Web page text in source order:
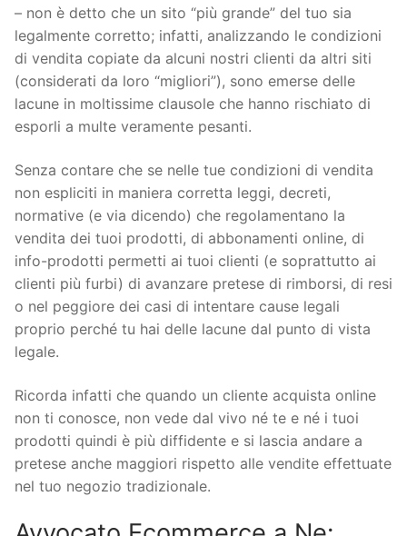
– non è detto che un sito “più grande” del tuo sia
legalmente corretto; infatti, analizzando le condizioni
di vendita copiate da alcuni nostri clienti da altri siti
(considerati da loro “migliori”), sono emerse delle
lacune in moltissime clausole che hanno rischiato di
esporli a multe veramente pesanti.
Senza contare che se nelle tue condizioni di vendita
non espliciti in maniera corretta leggi, decreti,
normative (e via dicendo) che regolamentano la
vendita dei tuoi prodotti, di abbonamenti online, di
info-prodotti permetti ai tuoi clienti (e soprattutto ai
clienti più furbi) di avanzare pretese di rimborsi, di resi
o nel peggiore dei casi di intentare cause legali
proprio perché tu hai delle lacune dal punto di vista
legale.
Ricorda infatti che quando un cliente acquista online
non ti conosce, non vede dal vivo né te e né i tuoi
prodotti quindi è più diffidente e si lascia andare a
pretese anche maggiori rispetto alle vendite effettuate
nel tuo negozio tradizionale.